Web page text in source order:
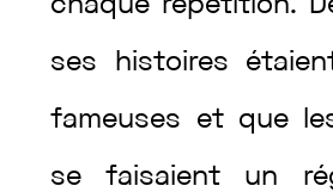
chaque répétition.
ses histoires
fameuses et que
sefaisaient un